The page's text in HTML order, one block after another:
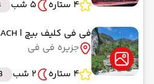
4 ستاره
5 شب
فی فی کلیف بیچ | PHI PHI CLIFF BEACH
جزیره فی فی
4 ستاره
2 شب